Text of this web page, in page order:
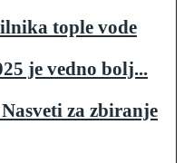
tople vode
je vedno bolj...
za zbiranje